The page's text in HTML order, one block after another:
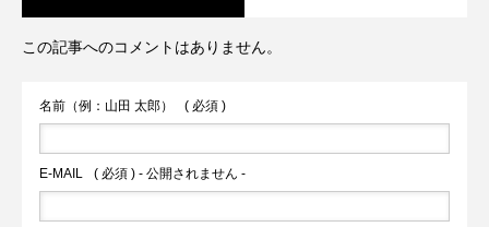
この記事へのコメントはありません。
名前（例：山田 太郎） ( 必須 )
E-MAIL ( 必須 ) - 公開されません -